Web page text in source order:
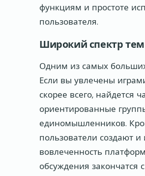
функциям и простоте
пользователя.
Широкий спектр тем
Одним из самых
Если вы увлечены
скорее всего, найдется
ориентированные
единомышленников.
пользователи создают
вовлеченность
обсуждения закончатся